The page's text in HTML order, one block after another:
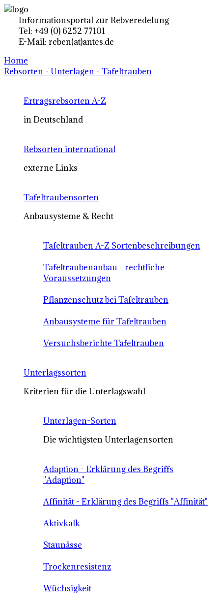
Informationsportal zur Rebveredelung
Tel: +49 (0) 6252 77101
E-Mail: reben(at)antes.de
Home
Rebsorten - Unterlagen - Tafeltrauben
Ertragsrebsorten A-Z
in Deutschland
Rebsorten international
externe Links
Tafeltraubensorten
Anbausysteme & Recht
Tafeltrauben A-Z Sortenbeschreibungen
Tafeltraubenanbau - rechtliche
Voraussetzungen
Pflanzenschutz bei Tafeltrauben
Anbausysteme für Tafeltrauben
Versuchsberichte Tafeltrauben
Unterlagssorten
Kriterien für die Unterlagswahl
Unterlagen-Sorten
Die wichtigsten Unterlagensorten
Adaption - Erklärung des Begriffs
"Adaption"
Affinität - Erklärung des Begriffs "Affinität"
Aktivkalk
Staunässe
Trockenresistenz
Wüchsigkeit